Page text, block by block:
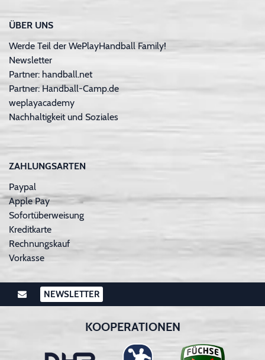
ÜBER UNS
Werde Teil der WePlayHandball Family!
Newsletter
Partner: handball.net
Partner: Handball-Camp.de
weplayacademy
Nachhaltigkeit und Soziales
ZAHLUNGSARTEN
Paypal
Apple Pay
Sofortüberweisung
Kreditkarte
Rechnungskauf
Vorkasse
NEWSLETTER
KOOPERATIONEN